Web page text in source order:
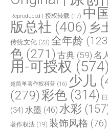
Reproduced | 授权转载 (17) 中
版总社 (406) 乡
传统文化 (23) 全年龄
色 (271) 古典 (59) 名
用-可授权 (574)
超简单著作权科普 (16) 少儿
(279) 彩色 (314)
(34) 水墨 (46) 水彩
著作权法 (19) 装饰风格 (76)